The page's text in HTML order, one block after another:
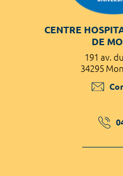
CENTRE
DE
191 av.
34295